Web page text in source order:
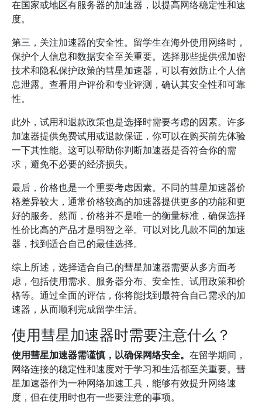
在国家或地区有服务器的加速器，以提高网络稳定性和速
度。
第三，关注加速器的安全性。留学生在海外使用网络时，
保护个人信息和数据安全至关重要。选择那些提供强加密
技术和隐私保护政策的彗星加速器，可以有效防止个人信
息泄露。查看用户评价和专业评测，确认其安全性和可靠
性。
此外，试用和退款政策也是选择时需要考虑的因素。许多
加速器提供免费试用或退款保证，你可以在购买前先体验
一下其性能。这可以帮助你判断加速器是否符合你的需
求，避免不必要的经济损失。
最后，价格也是一个重要考虑因素。不同的彗星加速器价
格差异较大，通常价格较高的加速器提供更多的功能和更
好的服务。然而，价格并不是唯一的衡量标准，确保选择
性价比高的产品才是明智之举。可以对比几款不同的加速
器，找到适合自己的最佳选择。
综上所述，选择适合自己的彗星加速器需要从多方面考
虑，包括使用需求、服务器分布、安全性、试用政策和价
格等。通过全面的评估，你将能找到最符合自己需求的加
速器，从而顺利完成留学生活。
使用彗星加速器时需要注意什么？
使用彗星加速器需谨慎，以确保网络安全。 在留学期间，
网络连接的稳定性和速度对于学习和生活都至关重要。彗
星加速器作为一种网络加速工具，能够有效提升网络速
度，但在使用时也有一些要注意的事项。